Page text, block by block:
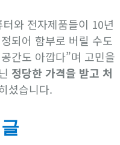
와 전자제품들이 10년
되어 함부로 버릴 수도
간도 아깝다”며 고민을
정당한 가격을 받고 처
셨습니다.